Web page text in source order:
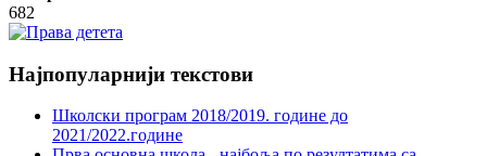
682
Најпопуларнији текстови
Школски програм 2018/2019. године дo
2021/2022.године